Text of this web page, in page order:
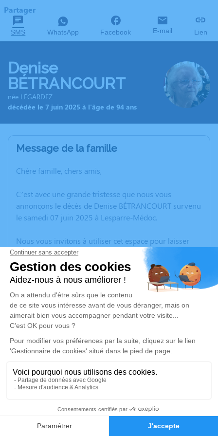
Faire-part Hommages
Partager
SMS WhatsApp Facebook E-mail Lien
Denise
BÉTRANCOURT
née LÉGARDEZ
décédée le 7 juin 2025 à l'âge de 94 ans
Message de la famille
Chère famille, chers amis,
C’est avec une grande tristesse que nous vous
annonçons le décès de Denise BÉTRANCOURT survenu
le samedi 07 juin 2025 à Lesparre-Médoc.
Nous vous invitons à utiliser cet espace pour laisser
vos condoléances, partager des photos souvenirs, une
anecdote ou exprimer vos pensées à travers des
poèmes ou des textes. Cet endroit est un lieu
d'expression dédié à honorer la mémoire de Denise
BÉTRANCOURT.
Un service de plantation d’arbre hommage est
disponible ici
Cérémonie civile
Crématorium de Montussan
4 Route de la Loubere